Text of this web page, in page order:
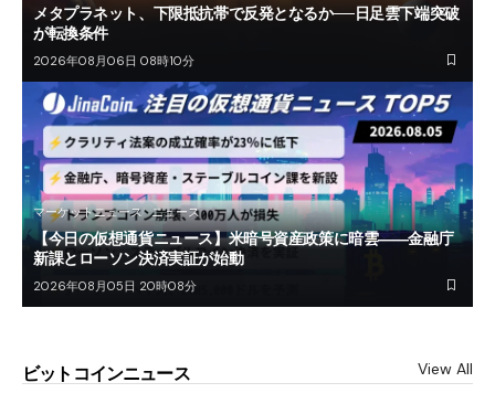
メタプラネット、下限抵抗帯で反発となるか──日足雲下端突破
が転換条件
2026年08月06日 08時10分
マーケットニュース ニュース
【今日の仮想通貨ニュース】米暗号資産政策に暗雲――金融庁
新課とローソン決済実証が始動
2026年08月05日 20時08分
ビットコインニュース View All